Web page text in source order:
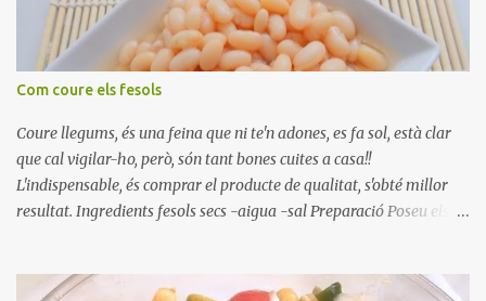
Com coure els fesols
Coure llegums, és una feina que ni te'n adones, es fa sol, està clar
que cal vigilar-ho, però, són tant bones cuites a casa!!
L'indispensable, és comprar el producte de qualitat, s'obté millor
resultat. Ingredients fesols secs -aigua -sal Preparació Poseu els
quan arrenca el bull, canvieu l'aigua bullint, per aigua freda,